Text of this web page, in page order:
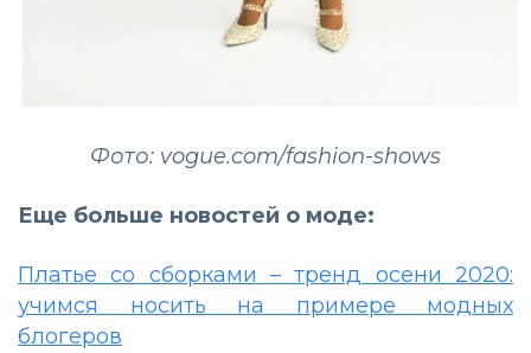
Фото: vogue.com/fashion-shows
Еще больше новостей о моде:
Платье со сборками – тренд осени 2020:
учимся носить на примере модных
блогеров